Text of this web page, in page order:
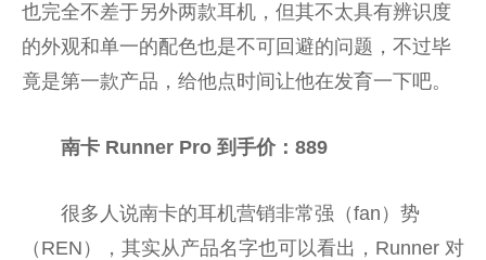
也完全不差于另外两款耳机，但其不太具有辨识度
的外观和单一的配色也是不可回避的问题，不过毕
竟是第一款产品，给他点时间让他在发育一下吧。
南卡 Runner Pro 到手价：889
很多人说南卡的耳机营销非常强（fan）势
（REN），其实从产品名字也可以看出，Runner 对